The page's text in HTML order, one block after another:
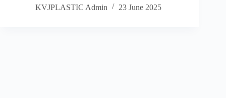
KVJPLASTIC Admin 23 June 2025